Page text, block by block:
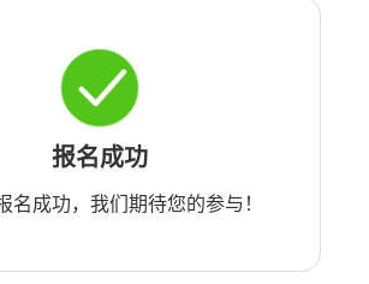
报名成功
名成功，我们期待您的参与！